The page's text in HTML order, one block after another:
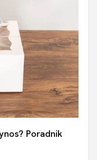
Poradnik